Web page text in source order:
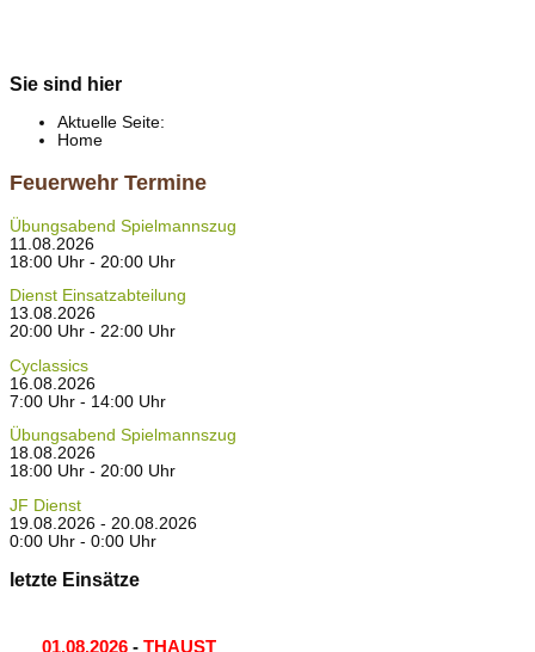
Sie sind hier
Aktuelle Seite:
Home
Feuerwehr Termine
Übungsabend Spielmannszug
11.08.2026
18:00 Uhr - 20:00 Uhr
Dienst Einsatzabteilung
13.08.2026
20:00 Uhr - 22:00 Uhr
Cyclassics
16.08.2026
7:00 Uhr - 14:00 Uhr
Übungsabend Spielmannszug
18.08.2026
18:00 Uhr - 20:00 Uhr
JF Dienst
19.08.2026 - 20.08.2026
0:00 Uhr - 0:00 Uhr
letzte Einsätze
01.08.2026 - THAUST